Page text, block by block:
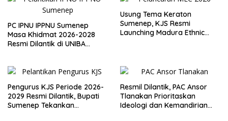
PC IPNU IPPNU Sumenep
Masa Khidmat 2026-2028
Resmi Dilantik di UNIBA
Usung Tema Keraton
Sumenep, KJS Resmi
Launching Madura Ethnic
Pengurus KJS Periode 2026-
2029 Resmi Dilantik, Bupati
Sumenep Tekankan
Resmil Dilantik, PAC Ansor
Tlanakan Prioritaskan
Ideologi dan Kemandirian